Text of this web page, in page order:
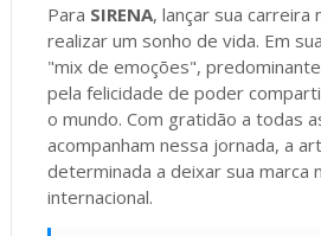
Para SIRENA, lançar sua carreira
realizar um sonho de vida. Em
"mix de emoções",
pela felicidade de poder
o mundo. Com gratidão a todas
acompanham nessa jornada, a
determinada a deixar sua marca
internacional.